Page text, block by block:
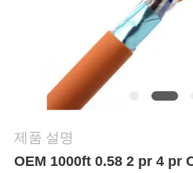
요
제품 설명
OEM 1000ft 0.58 2 pr 4 pr